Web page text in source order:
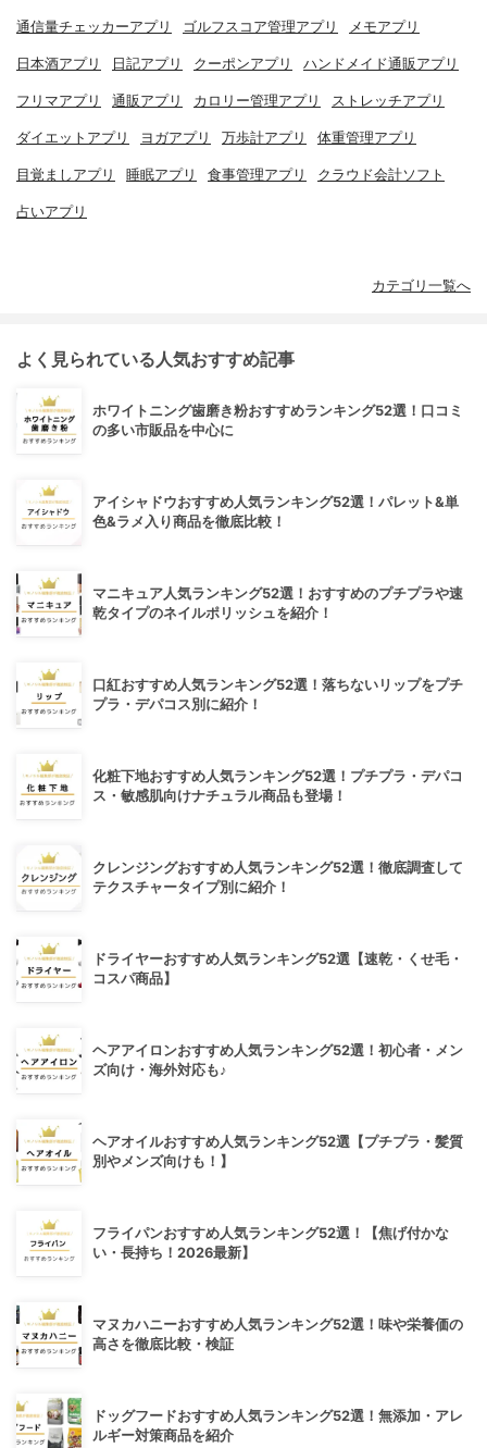
通信量チェッカーアプリ ゴルフスコア管理アプリ メモアプリ
日本酒アプリ 日記アプリ クーポンアプリ ハンドメイド通販アプリ
フリマアプリ 通販アプリ カロリー管理アプリ ストレッチアプリ
ダイエットアプリ ヨガアプリ 万歩計アプリ 体重管理アプリ
目覚ましアプリ 睡眠アプリ 食事管理アプリ クラウド会計ソフト
占いアプリ
カテゴリ一覧へ
よく見られている人気おすすめ記事
ホワイトニング歯磨き粉おすすめランキング52選！口コミ
の多い市販品を中心に
アイシャドウおすすめ人気ランキング52選！パレット&単
色&ラメ入り商品を徹底比較！
マニキュア人気ランキング52選！おすすめのプチプラや速
乾タイプのネイルポリッシュを紹介！
口紅おすすめ人気ランキング52選！落ちないリップをプチ
プラ・デパコス別に紹介！
化粧下地おすすめ人気ランキング52選！プチプラ・デパコ
ス・敏感肌向けナチュラル商品も登場！
クレンジングおすすめ人気ランキング52選！徹底調査して
テクスチャータイプ別に紹介！
ドライヤーおすすめ人気ランキング52選【速乾・くせ毛・
コスパ商品】
ヘアアイロンおすすめ人気ランキング52選！初心者・メン
ズ向け・海外対応も♪
ヘアオイルおすすめ人気ランキング52選【プチプラ・髪質
別やメンズ向けも！】
フライパンおすすめ人気ランキング52選！【焦げ付かな
い・長持ち！2026最新】
マヌカハニーおすすめ人気ランキング52選！味や栄養価の
高さを徹底比較・検証
ドッグフードおすすめ人気ランキング52選！無添加・アレ
ルギー対策商品を紹介